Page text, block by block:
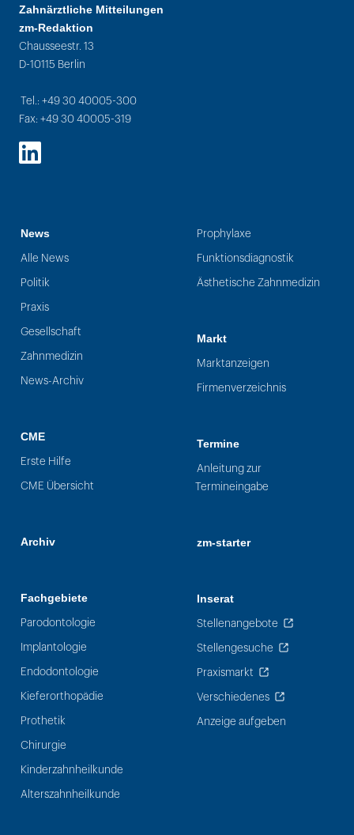
Zahnärztliche Mitteilungen
zm-Redaktion
Chausseestr. 13
D-10115 Berlin
Tel.: +49 30 40005-300
Fax: +49 30 40005-319
LinkedIn
News
Alle News
Politik
Praxis
Gesellschaft
Zahnmedizin
News-Archiv
CME
Erste Hilfe
CME Übersicht
Archiv
Fachgebiete
Parodontologie
Implantologie
Endodontologie
Kieferorthopädie
Prothetik
Chirurgie
Kinderzahnheilkunde
Alterszahnheilkunde
Prophylaxe
Funktionsdiagnostik
Ästhetische Zahnmedizin
Markt
Marktanzeigen
Firmenverzeichnis
Termine
Anleitung zur
Termineingabe
zm-starter
Inserat
Stellenangebote
Stellengesuche
Praxismarkt
Verschiedenes
Anzeige aufgeben